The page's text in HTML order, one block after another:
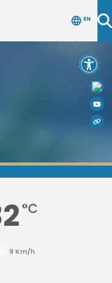
EN
°C
9 Km/h